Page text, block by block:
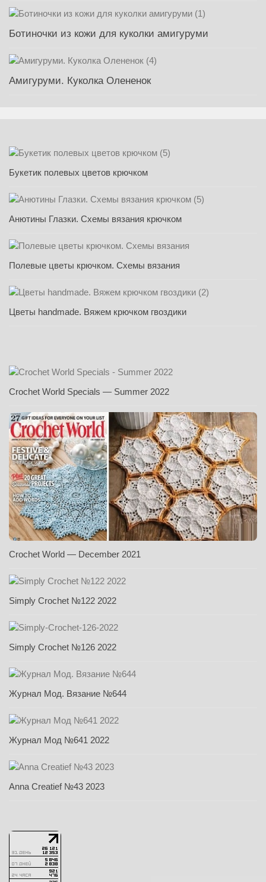
Ботиночки из кожи для куколки амигуруми
Амигуруми. Куколка Олененок
Букетик полевых цветов крючком
Анютины Глазки. Схемы вязания крючком
Полевые цветы крючком. Схемы вязания
Цветы handmade. Вяжем крючком гвоздики
Crochet World Specials — Summer 2022
Crochet World — December 2021
Simply Crochet №122 2022
Simply Crochet №126 2022
Журнал Мод. Вязание №644
Журнал Мод №641 2022
Anna Creatief №43 2023